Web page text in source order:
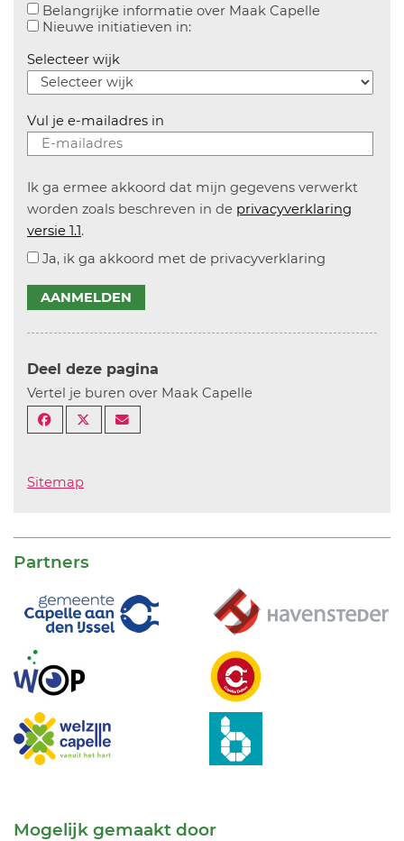
Belangrijke informatie over Maak CapelleAanvinken
Nieuwe initiatieven in:Aanvinken om informatie over
Selecteer wijk
Vul je e-mailadres in
Ik ga ermee akkoord dat mijn gegevens verwerkt
worden zoals beschreven in de privacyverklaring
versie 1.1.
Ja, ik ga akkoord met de privacyverklaring
AANMELDEN
Deel deze pagina
Vertel je buren over Maak Capelle
Sitemap
Partners
Mogelijk gemaakt door